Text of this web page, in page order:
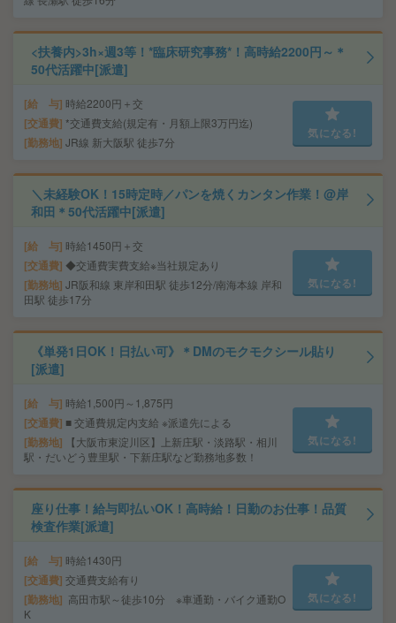
<扶養内>3h×週3等！*臨床研究事務*！高時給2200円～＊
50代活躍中[派遣]
給 与 時給2200円＋交
交通費 *交通費支給(規定有・月額上限3万円迄)
勤務地 JR線 新大阪駅 徒歩7分
気になる!
＼未経験OK！15時定時／パンを焼くカンタン作業！@岸
和田＊50代活躍中[派遣]
給 与 時給1450円＋交
交通費 ◆交通費実費支給※当社規定あり
勤務地 JR阪和線 東岸和田駅 徒歩12分/南海本線 岸和
田駅 徒歩17分
気になる!
《単発1日OK！日払い可》＊DMのモクモクシール貼り
[派遣]
給 与 時給1,500円～1,875円
交通費 ■ 交通費規定内支給 ※派遣先による
勤務地
【大阪市東淀川区】上新庄駅・淡路駅・相川
駅・だいどう豊里駅・下新庄駅など勤務地多数！
気になる!
座り仕事！給与即払いOK！高時給！日勤のお仕事！品質
検査作業[派遣]
給 与 時給1430円
交通費 交通費支給有り
勤務地
高田市駅～徒歩10分 ※車通勤・バイク通勤O
K
気になる!